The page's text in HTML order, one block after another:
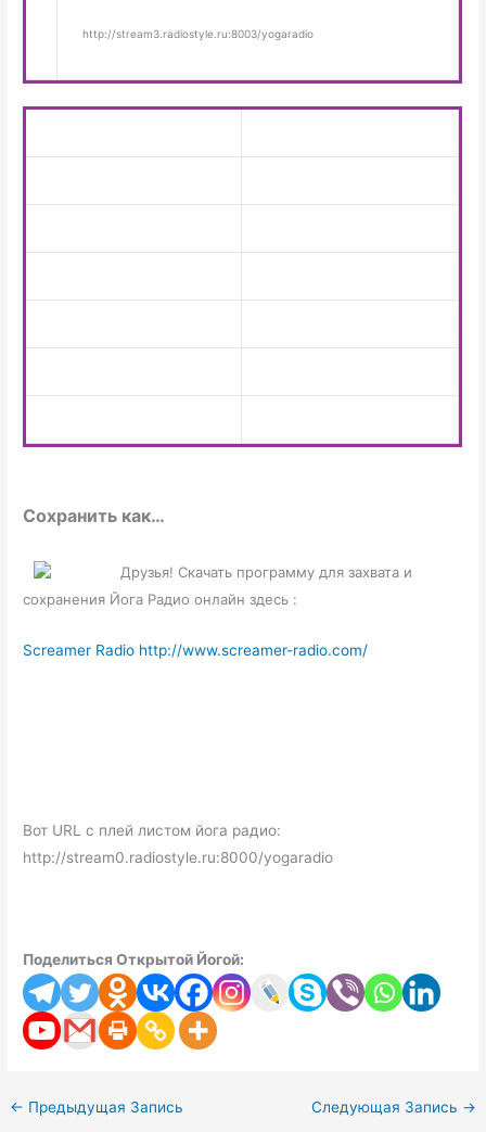
http://stream3.radiostyle.ru:8003/yogaradio
Сохранить как…
Друзья! Скачать программу для захвата и
сохранения Йога Радио онлайн здесь :
Screamer Radio http://www.screamer-radio.com/
Вот URL с плей листом йога радио:
http://stream0.radiostyle.ru:8000/yogaradio
Поделиться Открытой Йогой:
← Предыдущая Запись Следующая Запись →